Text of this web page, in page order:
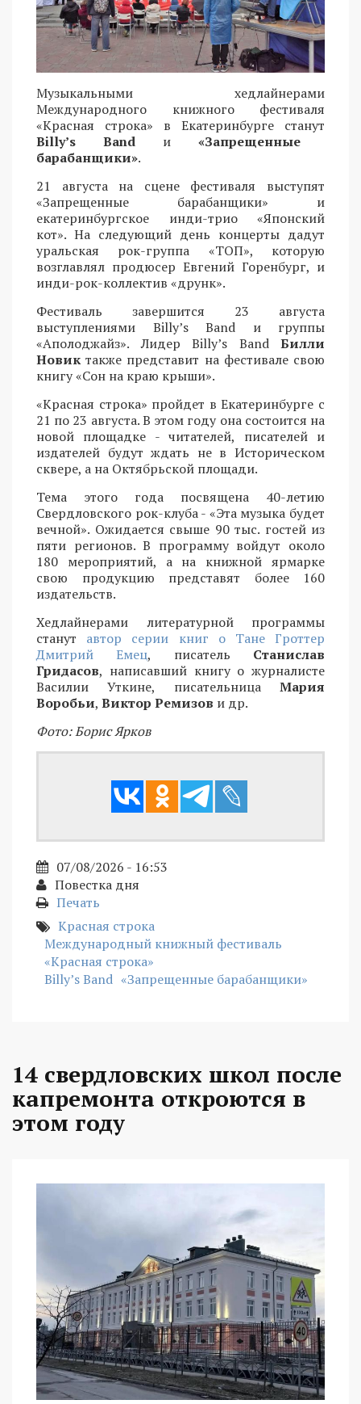
Музыкальными хедлайнерами
Международного книжного фестиваля
«Красная строка» в Екатеринбурге станут
Billy’s Band и «Запрещенные
барабанщики».
21 августа на сцене фестиваля выступят
«Запрещенные барабанщики» и
екатеринбургское инди-трио «Японский
кот». На следующий день концерты дадут
уральская рок-группа «ТОП», которую
возглавлял продюсер Евгений Горенбург, и
инди-рок-коллектив «друнк».
Фестиваль завершится 23 августа
выступлениями Billy’s Band и группы
«Аполоджайз». Лидер Billy’s Band Билли
Новик также представит на фестивале свою
книгу «Сон на краю крыши».
«Красная строка» пройдет в Екатеринбурге с
21 по 23 августа. В этом году она состоится на
новой площадке - читателей, писателей и
издателей будут ждать не в Историческом
сквере, а на Октябрьской площади.
Тема этого года посвящена 40-летию
Свердловского рок-клуба - «Эта музыка будет
вечной». Ожидается свыше 90 тыс. гостей из
пяти регионов. В программу войдут около
180 мероприятий, а на книжной ярмарке
свою продукцию представят более 160
издательств.
Хедлайнерами литературной программы
станут автор серии книг о Тане Гроттер
Дмитрий Емец, писатель Станислав
Гридасов, написавший книгу о журналисте
Василии Уткине, писательница Мария
Воробьи, Виктор Ремизов и др.
Фото: Борис Ярков
07/08/2026 - 16:53
Повестка дня
Печать
Красная строка
Международный книжный фестиваль
«Красная строка»
Billy’s Band «Запрещенные барабанщики»
14 свердловских школ после
капремонта откроются в
этом году